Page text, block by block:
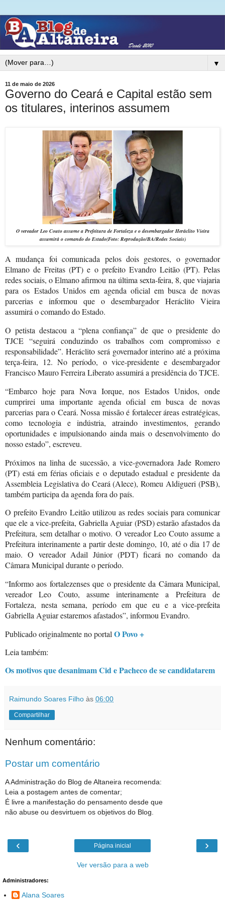
▼
11 de maio de 2026
Governo do Ceará e Capital estão sem
os titulares, interinos assumem
O vereador Leo Couto assume a Prefeitura de Fortaleza e o desembargador Heráclito Vieira
assumirá o comando do Estado(Foto: Reprodução/BA/Redes Sociais)
A mudança foi comunicada pelos dois gestores, o governador
Elmano de Freitas (PT) e o prefeito Evandro Leitão (PT). Pelas
redes sociais, o Elmano afirmou na última sexta-feira, 8, que viajaria
para os Estados Unidos em agenda oficial em busca de novas
parcerias e informou que o desembargador Heráclito Vieira
assumirá o comando do Estado.
O petista destacou a “plena confiança” de que o presidente do
TJCE “seguirá conduzindo os trabalhos com compromisso e
responsabilidade”. Heráclito será governador interino até a próxima
terça-feira, 12. No período, o vice-presidente e desembargador
Francisco Mauro Ferreira Liberato assumirá a presidência do TJCE.
“Embarco hoje para Nova Iorque, nos Estados Unidos, onde
cumprirei uma importante agenda oficial em busca de novas
parcerias para o Ceará. Nossa missão é fortalecer áreas estratégicas,
como tecnologia e indústria, atraindo investimentos, gerando
oportunidades e impulsionando ainda mais o desenvolvimento do
nosso estado”, escreveu.
Próximos na linha de sucessão, a vice-governadora Jade Romero
(PT) está em férias oficiais e o deputado estadual e presidente da
Assembleia Legislativa do Ceará (Alece), Romeu Aldigueri (PSB),
também participa da agenda fora do país.
O prefeito Evandro Leitão utilizou as redes sociais para comunicar
que ele a vice-prefeita, Gabriella Aguiar (PSD) estarão afastados da
Prefeitura, sem detalhar o motivo. O vereador Leo Couto assume a
Prefeitura interinamente a partir deste domingo, 10, até o dia 17 de
maio. O vereador Adail Júnior (PDT) ficará no comando da
Câmara Municipal durante o período.
“Informo aos fortalezenses que o presidente da Câmara Municipal,
vereador Leo Couto, assume interinamente a Prefeitura de
Fortaleza, nesta semana, período em que eu e a vice-prefeita
Gabriella Aguiar estaremos afastados”, informou Evandro.
Publicado originalmente no portal O Povo +
Leia também:
Os motivos que desanimam Cid e Pacheco de se candidatarem
Raimundo Soares Filho às 06:00
Compartilhar
Nenhum comentário:
Postar um comentário
A Administração do Blog de Altaneira recomenda:
Leia a postagem antes de comentar;
É livre a manifestação do pensamento desde que
não abuse ou desvirtuem os objetivos do Blog.
‹ ›
Página inicial
Ver versão para a web
Administradores:
Alana Soares